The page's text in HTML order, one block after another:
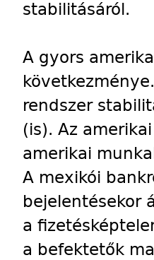
stabilitásáról.
A gyors
rendszer
(is). Az
amerikai
A mexikói
bejelentésekor
a
a befektetők